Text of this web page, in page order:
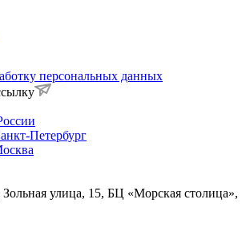
персональных данных
Петербург
Зольная улица, 15, БЦ «Морская столица»,